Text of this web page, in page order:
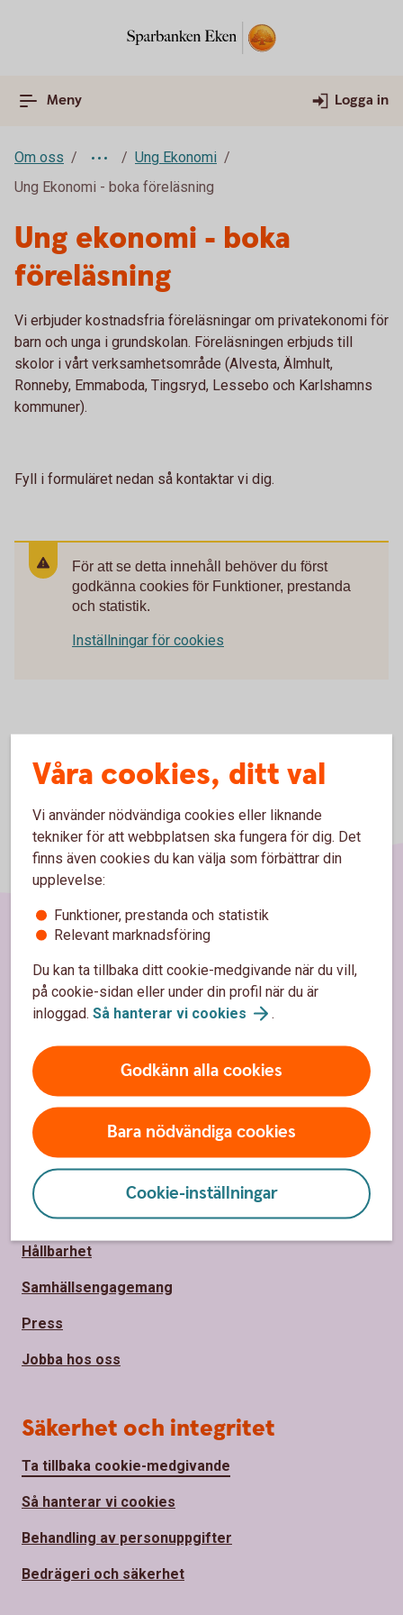
Meny Logga in
Om oss
Ung Ekonomi
Ung Ekonomi - boka föreläsning
Ung ekonomi - boka
föreläsning
Vi erbjuder kostnadsfria föreläsningar om privatekonomi för
barn och unga i grundskolan. Föreläsningen erbjuds till
skolor i vårt verksamhetsområde (Alvesta, Älmhult,
Ronneby, Emmaboda, Tingsryd, Lessebo och Karlshamns
kommuner).
Fyll i formuläret nedan så kontaktar vi dig.
För att se detta innehåll behöver du först
godkänna cookies för Funktioner, prestanda
och statistik.
Inställningar för cookies
Våra cookies, ditt val
Vi använder nödvändiga cookies eller liknande
tekniker för att webbplatsen ska fungera för dig. Det
finns även cookies du kan välja som förbättrar din
upplevelse:
Funktioner, prestanda och statistik
Relevant marknadsföring
Du kan ta tillbaka ditt cookie-medgivande när du vill,
på cookie-sidan eller under din profil när du är
inloggad. Så hanterar vi cookies .
Godkänn alla cookies
Bara nödvändiga cookies
Cookie-inställningar
Sidfot
Hitta snabbt
Kontakta oss
Priser, räntor och kurser för privatpersoner
Räntor, priser och kurser för företag
Om Sparbanken Eken
Om Sparbanken Eken
Hållbarhet
Samhällsengagemang
Press
Jobba hos oss
Säkerhet och integritet
Ta tillbaka cookie-medgivande
Så hanterar vi cookies
Behandling av personuppgifter
Bedrägeri och säkerhet